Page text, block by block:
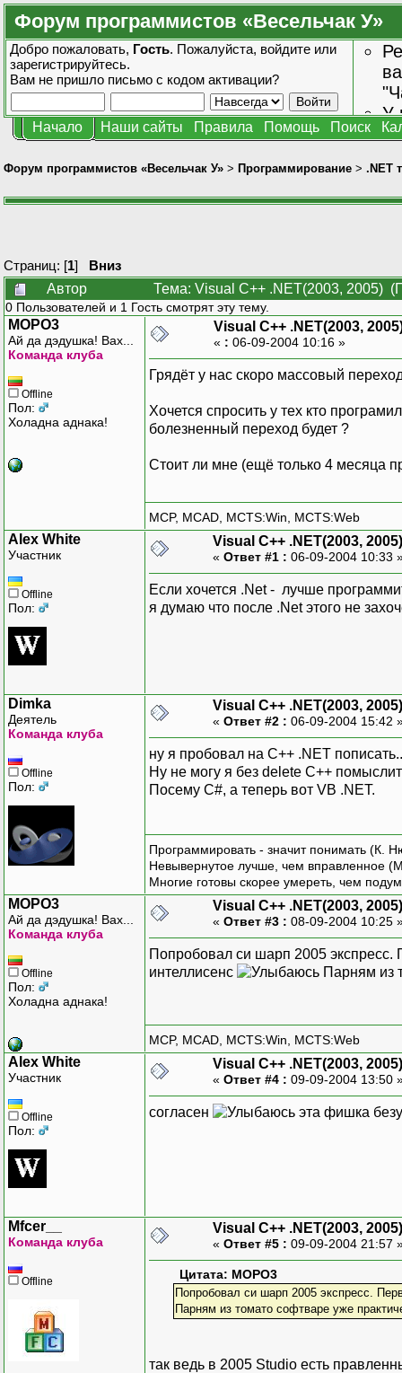
Форум программистов «Весельчак У»
Добро пожаловать, Гость. Пожалуйста, войдите или
зарегистрируйтесь.
Вам не пришло письмо с кодом активации?
У
Начало Наши сайты Правила Помощь Поиск
Форум программистов «Весельчак У» > Программирование > .NET
Страниц: [1] Вниз
Автор
Тема: Visual C++ .NET(2003, 2005)
0 Пользователей и 1 Гость смотрят эту тему.
MOPO3
Ай да дэдушка! Вах...
Команда клуба
Offline
Пол:
Холадна аднака!
Visual C++ .NET(2003,
« : 06-09-2004 10:16 »
Грядёт у нас скоро массовый
Хочется спросить у тех кто
болезненный переход будет ?
Стоит ли мне (ещё только 4 месяца
MCP, MCAD, MCTS:Win, MCTS:Web
Alex White
Участник
Offline
Пол:
Visual C++ .NET(2003, 2005)
« Ответ #1 : 06-09-2004 10:33
Если хочется .Net - лучше
я думаю что после .Net этого не
Dimka
Деятель
Команда клуба
Offline
Пол:
Visual C++ .NET(2003, 2005)
« Ответ #2 : 06-09-2004 15:42
ну я пробовал на C++ .NET
Ну не могу я без delete C++
Посему C#, а теперь вот VB .NET.
Программировать - значит понимать (К.
Невывернутое лучше, чем вправленное
Многие готовы скорее умереть, чем
MOPO3
Ай да дэдушка! Вах...
Команда клуба
Offline
Пол:
Холадна аднака!
Visual C++ .NET(2003, 2005)
« Ответ #3 : 08-09-2004 10:25
Попробовал си шарп 2005
интеллисенс
Парням из
MCP, MCAD, MCTS:Win, MCTS:Web
Alex White
Участник
Offline
Пол:
Visual C++ .NET(2003, 2005)
« Ответ #4 : 09-09-2004 13:50
согласен эта фишка
Mfcer__
Команда клуба
Offline
Visual C++ .NET(2003, 2005)
« Ответ #5 : 09-09-2004 21:57
Цитата: MOPO3
Попробовал си шарп 2005 экспресс.
Парням из томато софтваре уже
так ведь в 2005 Studio есть